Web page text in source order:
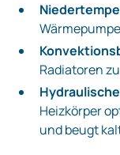
Radiatoren
Heizkörper
und beugt